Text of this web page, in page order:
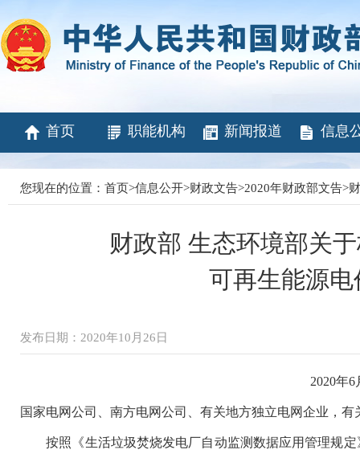
首页 职能机构 新闻报道 信息
您现在的位置： 首页>信息公开>财政文告>2020年财政部文告>
财政部 生态环境部关
可再生能源
发布日期：2020年10月26日
2020年6
国家电网公司、南方电网公司、有关地方独立电网企业，有
按照《生活垃圾焚烧发电厂自动监测数据应用管理规定